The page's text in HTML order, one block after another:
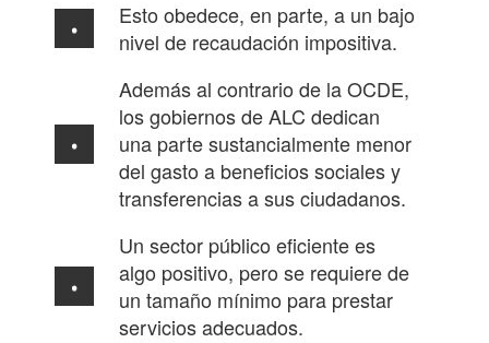
Esto obedece, en parte, a un bajo
nivel de recaudación impositiva.
Además al contrario de la OCDE,
los gobiernos de ALC dedican
una parte sustancialmente menor
del gasto a beneficios sociales y
transferencias a sus ciudadanos.
Un sector público eficiente es
algo positivo, pero se requiere de
un tamaño mínimo para prestar
servicios adecuados.